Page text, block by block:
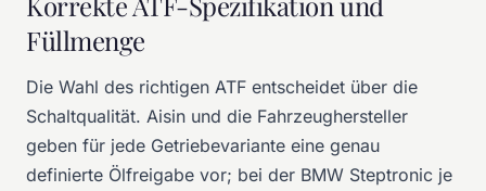
Füllmenge
Die Wahl des richtigen ATF entscheidet über die
Schaltqualität. Aisin und die Fahrzeughersteller
geben für jede Getriebevariante eine genau
definierte Ölfreigabe vor; bei der BMW Steptronic je